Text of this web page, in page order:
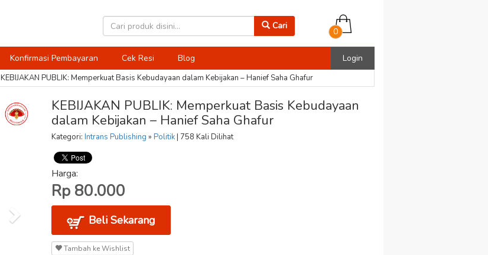
Cari
0
Konfirmasi Pembayaran Cek Resi Blog Login
KEBIJAKAN PUBLIK: Memperkuat Basis Kebudayaan dalam Kebijakan – Hanief Saha Ghafur
KEBIJAKAN PUBLIK: Memperkuat Basis Kebudayaan
dalam Kebijakan – Hanief Saha Ghafur
Kategori: Intrans Publishing » Politik| 758 Kali Dilihat
Harga:
Rp 80.000
Beli Sekarang
Tambah ke Wishlist